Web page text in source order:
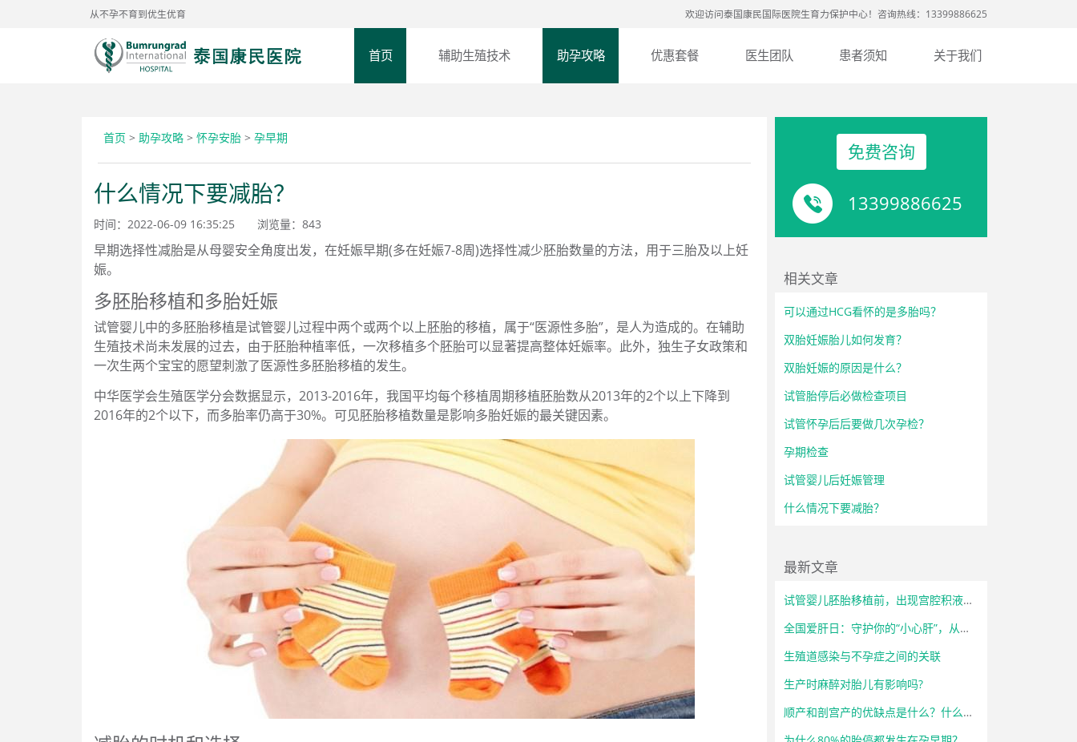
从不孕不育到优生优育 欢迎访问泰国康民国际医院生育力保护中心！咨询热线：13399886625
首页 辅助生殖技术 助孕攻略 优惠套餐 医生团队 患者须知 关于我们
首页 > 助孕攻略 > 怀孕安胎 > 孕早期
什么情况下要减胎？
时间：2022-06-09 16:35:25 浏览量： 843
早期选择性减胎是从母婴安全角度出发，在妊娠早期(多在妊娠7-8周)选择性减少胚胎数量的方法，用于三胎及以上妊
娠。
多胚胎移植和多胎妊娠
试管婴儿中的多胚胎移植是试管婴儿过程中两个或两个以上胚胎的移植，属于“医源性多胎”，是人为造成的。在辅助
生殖技术尚未发展的过去，由于胚胎种植率低，一次移植多个胚胎可以显著提高整体妊娠率。此外，独生子女政策和
一次生两个宝宝的愿望刺激了医源性多胚胎移植的发生。
中华医学会生殖医学分会数据显示，2013-2016年，我国平均每个移植周期移植胚胎数从2013年的2个以上下降到
2016年的2个以下，而多胎率仍高于30%。可见胚胎移植数量是影响多胎妊娠的最关键因素。
免费咨询
13399886625
相关文章
可以通过HCG看怀的是多胎吗？
双胎妊娠胎儿如何发育？
双胎妊娠的原因是什么？
试管胎停后必做检查项目
试管怀孕后后要做几次孕检？
孕期检查
试管婴儿后妊娠管理
什么情况下要减胎？
最新文章
试管婴儿胚胎移植前，出现宫腔积液怎么办？
全国爱肝日：守护你的“小心肝”，从了解开始！
生殖道感染与不孕症之间的关联
生产时麻醉对胎儿有影响吗?
顺产和剖宫产的优缺点是什么？什么情况下必须选择剖宫产？